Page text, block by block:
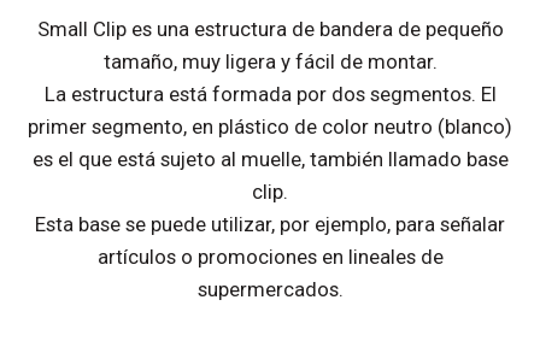
Small Clip es una estructura de bandera de pequeño
tamaño, muy ligera y fácil de montar.
La estructura está formada por dos segmentos. El
primer segmento, en plástico de color neutro (blanco)
es el que está sujeto al muelle, también llamado base
clip.
Esta base se puede utilizar, por ejemplo, para señalar
artículos o promociones en lineales de
supermercados.